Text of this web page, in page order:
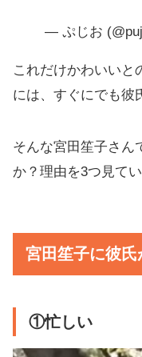
— ぷじお
これだけかわいいと
には、すぐにでも彼
そんな宮田笙子さん
か？理由を3つ見てい
宮田笙子に彼
①忙しい